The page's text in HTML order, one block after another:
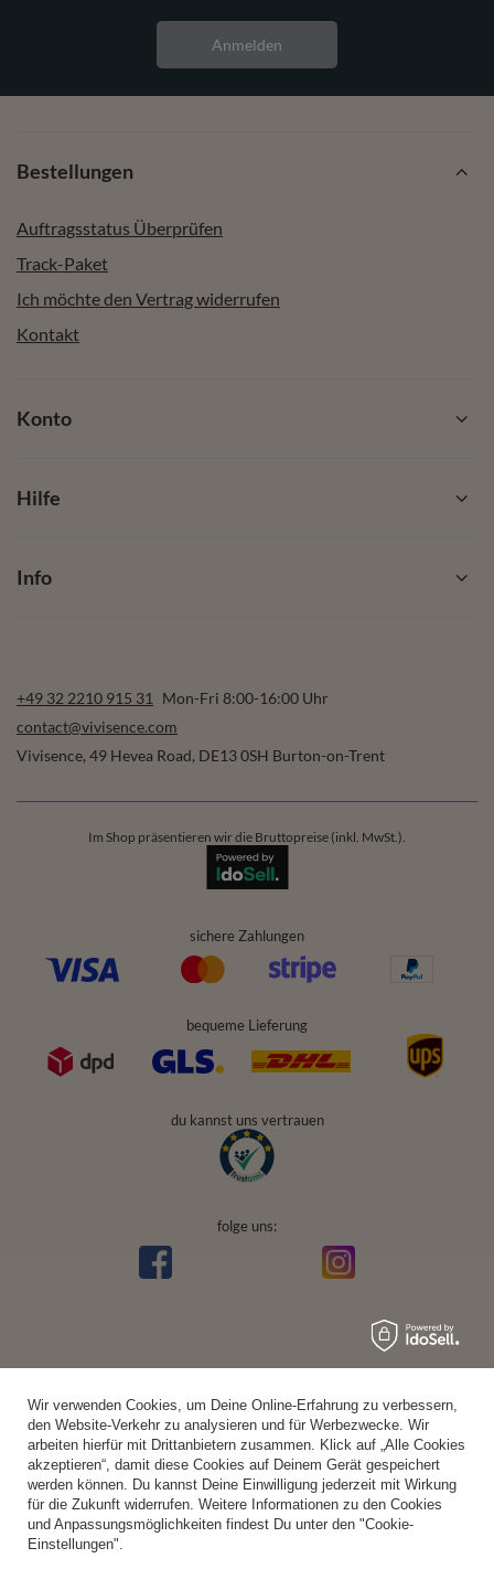
Anmelden
Bestellungen
Auftragsstatus Überprüfen
Track-Paket
Ich möchte den Vertrag widerrufen
Kontakt
Konto
Hilfe
Info
+49 32 2210 915 31
Mon-Fri 8:00-16:00 Uhr
contact@vivisence.com
Vivisence, 49 Hevea Road, DE13 0SH Burton-on-Trent
Im Shop präsentieren wir die Bruttopreise (inkl. MwSt.).
sichere Zahlungen
bequeme Lieferung
du kannst uns vertrauen
folge uns:
Wir verwenden Cookies, um Deine Online-Erfahrung zu verbessern,
den Website-Verkehr zu analysieren und für Werbezwecke. Wir
arbeiten hierfür mit Drittanbietern zusammen. Klick auf „Alle Cookies
akzeptieren“, damit diese Cookies auf Deinem Gerät gespeichert
werden können. Du kannst Deine Einwilligung jederzeit mit Wirkung
für die Zukunft widerrufen. Weitere Informationen zu den Cookies
und Anpassungsmöglichkeiten findest Du unter den "Cookie-
Einstellungen".